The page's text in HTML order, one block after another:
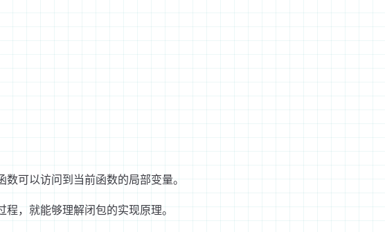
可以访问到当前函数的局部变量。
，就能够理解闭包的实现原理。